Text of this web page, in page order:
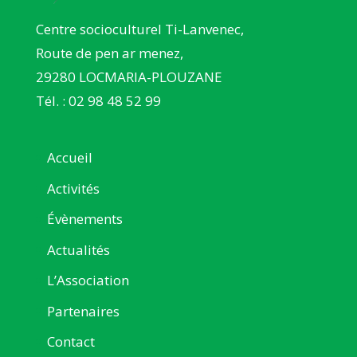
Centre socioculturel Ti-Lanvenec,
Route de pen ar menez,
29280 LOCMARIA-PLOUZANE
Tél. : 02 98 48 52 99
Accueil
Activités
Évènements
Actualités
L’Association
Partenaires
Contact